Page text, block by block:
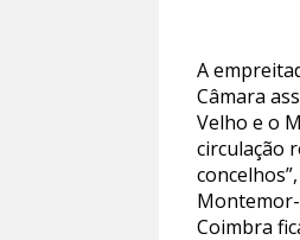
A
Câmara
Velho e o
circulação
Coimbra